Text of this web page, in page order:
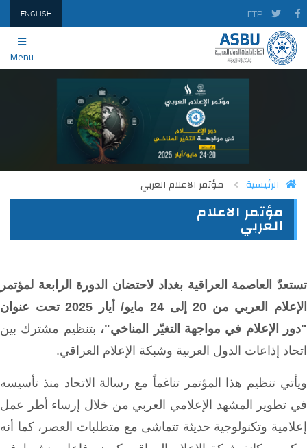
FTP
ENGLISH
Menu
الرئيسية
مؤتمر الاعلام العربي
مؤتمر الاعلام
العربي
تستعدّ العاصمة العراقية بغداد لاحتضان الدورة الرابعة لمؤتمر
الإعلام العربي من 20 إلى 24 مايو/ أيار 2025 تحت عنوان
"دور الإعلام في مواجهة التغيّر المناخي"، بتنظيم مشترك بين
اتحاد إذاعات الدول العربية وشبكة الإعلام العراقي.
ويأتي تنظيم هذا المؤتمر تناغماً مع رسالة الاتحاد منذ تأسيسه
في تطوير المشهد الإعلامي العربي من خلال إرساء أطر عمل
إعلامية وتكنولوجية حديثة تتماشى مع متطلبات العصر، كما أنه